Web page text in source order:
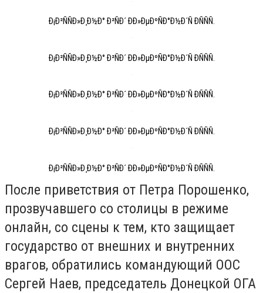
Ð¡Ð²ÑÑÐ»Ð¸Ð½Ð° Ð²ÑÐ´ ÐÐ»ÐµÐºÑÐ°Ð½Ð´Ñ ÐÑÑÑ.
Ð¡Ð²ÑÑÐ»Ð¸Ð½Ð° Ð²ÑÐ´ ÐÐ»ÐµÐºÑÐ°Ð½Ð´Ñ ÐÑÑÑ.
Ð¡Ð²ÑÑÐ»Ð¸Ð½Ð° Ð²ÑÐ´ ÐÐ»ÐµÐºÑÐ°Ð½Ð´Ñ ÐÑÑÑ.
Ð¡Ð²ÑÑÐ»Ð¸Ð½Ð° Ð²ÑÐ´ ÐÐ»ÐµÐºÑÐ°Ð½Ð´Ñ ÐÑÑÑ.
Ð¡Ð²ÑÑÐ»Ð¸Ð½Ð° Ð²ÑÐ´ ÐÐ»ÐµÐºÑÐ°Ð½Ð´Ñ ÐÑÑÑ.
После приветствия от Петра Порошенко,
прозвучавшего со столицы в режиме
онлайн, со сцены к тем, кто защищает
государство от внешних и внутренних
врагов, обратились командующий ООС
Сергей Наев, председатель Донецкой ОГА